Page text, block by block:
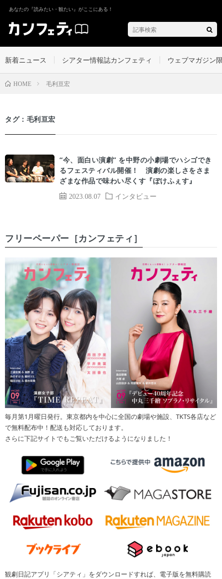
あなたの『読みたい・観たい』がここにある！
新着ニュース シアター情報誌カンフェティ ウェブマガジン
HOME 毛利亘宏
タグ：毛利亘宏
2023.08.07 インタビュー
“今、面白い演劇” を中野の小劇場でハシゴでき
るフェスティバル開催！ 演劇の楽しさをさま
ざまな作品で味わい尽くす『ぽけふぇす』
フリーペーパー［カンフェティ］
毎月第1月曜日発行。東京都内を中心に全国の劇場や施設、TKTS各店など
で無料配布中！配送も対応しております。
さらに下記サイトでもご覧いただけるようになりました！
観劇日記アプリ「シアティ」をダウンロードすれば、電子版を無料購読